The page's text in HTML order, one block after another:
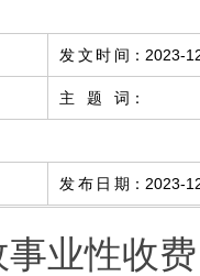
发文时间 ： 2023-
主题词 ：
发布日期 ： 2023-
业性收